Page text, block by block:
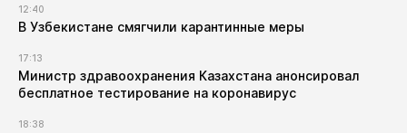
12:40
В Узбекистане смягчили карантинные меры
17:13
Министр здравоохранения Казахстана анонсировал
бесплатное тестирование на коронавирус
18:38